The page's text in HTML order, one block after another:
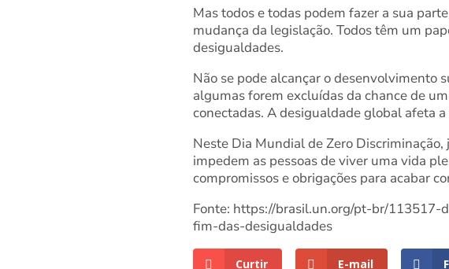
Mas todos e todas podem fazer a sua
mudança da legislação. Todos têm um
desigualdades.
Não se pode alcançar o desenvolvimento
algumas forem excluídas da chance de
conectadas. A desigualdade global afeta
Neste Dia Mundial de Zero
impedem as pessoas de viver uma vida
compromissos e obrigações para acabar
Fonte: https://brasil.un.org/pt-br/
fim-das-desigualdades
Curtir E-mail